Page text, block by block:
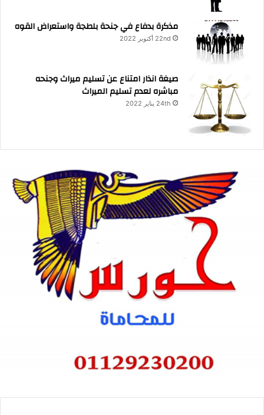
مذكرة بدفاع في جنحة بلطجة واستعراض القوه
22nd أكتوبر 2022
صيغة انذار امتناع عن تسليم ميراث وجنحه
مباشره لعدم تسليم الميراث
24th يناير 2022